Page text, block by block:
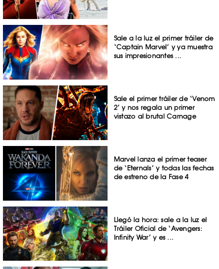
Sale a la luz el primer tráiler de
‘Captain Marvel’ y ya muestra
sus impresionantes ...
Sale el primer tráiler de ‘Venom
2’ y nos regala un primer
vistazo al brutal Carnage
Marvel lanza el primer teaser
de ‘Eternals’ y todas las fechas
de estreno de la Fase 4
Llegó la hora: sale a la luz el
Tráiler Oficial de ‘Avengers:
Infinity War’ y es ...